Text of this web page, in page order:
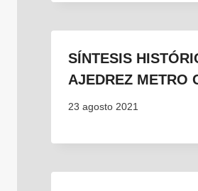
SÍNTESIS
AJEDREZ METRO
23 agosto 2021